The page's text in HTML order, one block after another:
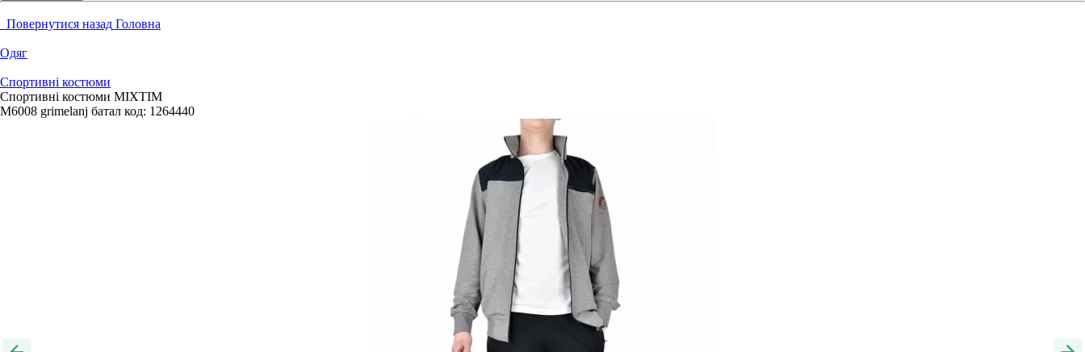
Повернутися назад Головна
Одяг
Спортивні костюми
Спортивні костюми MIXTIM
M6008 grimelanj батал код: 1264440